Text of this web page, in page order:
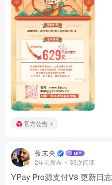
官方公告
夜未央
2年前发布 33次阅读
YPay Pro源支付V8 更新日